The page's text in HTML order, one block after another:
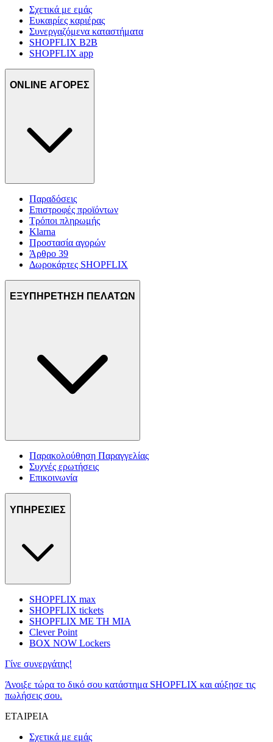
Σχετικά με εμάς
Ευκαιρίες καριέρας
Συνεργαζόμενα καταστήματα
SHOPFLIX B2B
SHOPFLIX app
ONLINE ΑΓΟΡΕΣ
Παραδόσεις
Επιστροφές προϊόντων
Τρόποι πληρωμής
Klarna
Προστασία αγορών
Άρθρο 39
Δωροκάρτες SHOPFLIX
ΕΞΥΠΗΡΕΤΗΣΗ ΠΕΛΑΤΩΝ
Παρακολούθηση Παραγγελίας
Συχνές ερωτήσεις
Επικοινωνία
ΥΠΗΡΕΣΙΕΣ
SHOPFLIX max
SHOPFLIX tickets
SHOPFLIX ΜΕ ΤΗ ΜΙΑ
Clever Point
BOX NOW Lockers
Γίνε συνεργάτης!
Άνοιξε τώρα το δικό σου κατάστημα SHOPFLIX και αύξησε τις
πωλήσεις σου.
ΕΤΑΙΡΕΙΑ
Σχετικά με εμάς